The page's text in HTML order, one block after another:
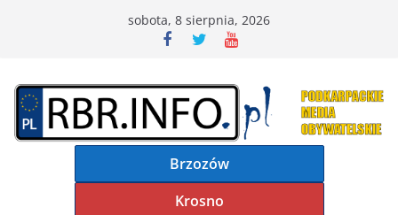
sobota, 8 sierpnia, 2026
Brzozów
Krosno